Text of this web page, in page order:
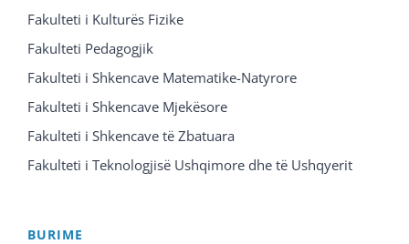
Fakulteti i Kulturës Fizike
Fakulteti Pedagogjik
Fakulteti i Shkencave Matematike-Natyrore
Fakulteti i Shkencave Mjekësore
Fakulteti i Shkencave të Zbatuara
Fakulteti i Teknologjisë Ushqimore dhe të Ushqyerit
BURIME